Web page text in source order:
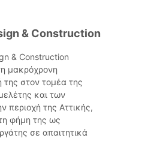
& Construction
& Construction
μακρόχρονη
της στον τομέα της
και των
περιοχή της Αττικής,
φήμη της ως
σε απαιτητικά